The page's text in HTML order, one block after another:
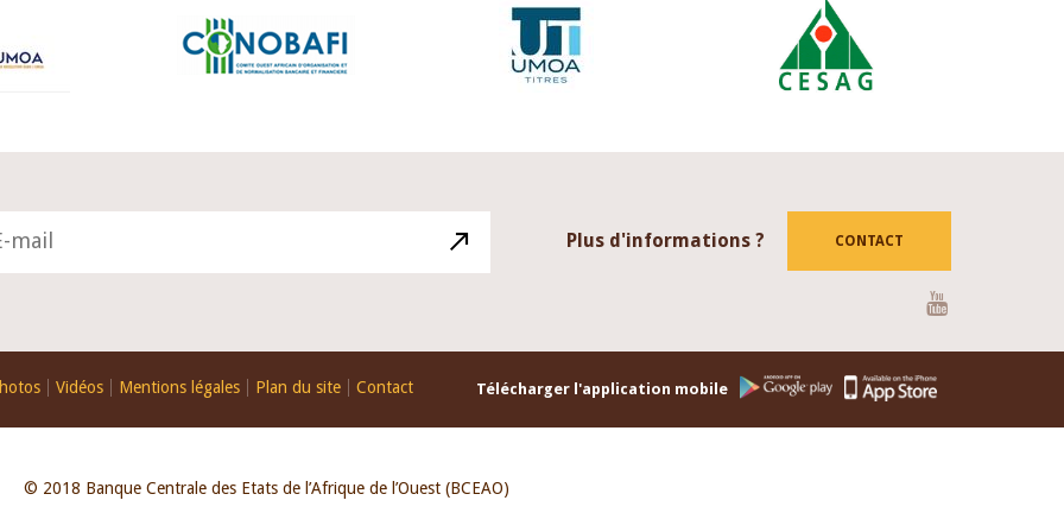
Plus d'informations ? CONTACT
Vidéos Mentions légales Plan du site Contact Télécharger l'application mobile
© 2018 Banque Centrale des Etats de l’Afrique de l’Ouest (BCEAO)